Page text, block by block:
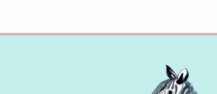
★★★★★